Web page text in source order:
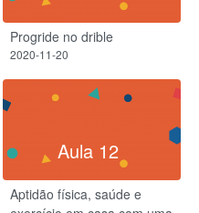
Progride no drible
2020-11-20
Aula 12
Aptidão física, saúde e